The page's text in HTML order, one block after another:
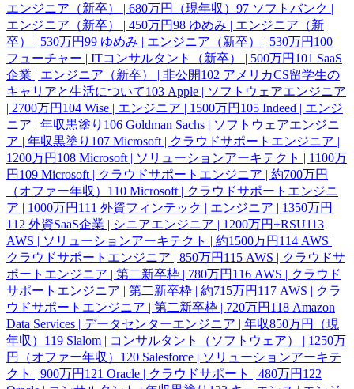
エンジニア（新卒） | 680万円（現年収） 97 ソフトバンク |
エンジニア（新卒） | 450万円98 ゆめみ | エンジニア（新
卒） | 530万円99 ゆめみ | エンジニア（新卒） | 530万円 100
フューチャー | ITコンサルタント（新卒） | 500万円 101 SaaS
企業 | エンジニア（新卒） | 非公開102 アメリカCS留学生の
キャリアと生活について103 Apple | ソフトウェアエンジニア
| 2700万円 104 Wise | エンジニア | 1500万円 105 Indeed | エンジ
ニア | 年収黒塗り 106 Goldman Sachs | ソフトウェアエンジニ
ア | 年収黒塗り 107 Microsoft | クラウドサポートエンジニア |
1200万円 108 Microsoft | ソリューションアーキテクト | 1100万
円 109 Microsoft | クラウドサポートエンジニア | 約700万円
（オファー年収） 110 Microsoft | クラウドサポートエンジニ
ア | 1000万円 111 外資フィンテック | エンジニア | 1350万円
112 外資SaaS企業 | シニアエンジニア | 1200万円+RSU113
AWS | ソリューションアーキテクト | 約1500万円 114 AWS |
クラウドサポートエンジニア | 850万円 115 AWS | クラウドサ
ポートエンジニア | 第二新卒枠 | 780万円 116 AWS | クラウド
サポートエンジニア | 第二新卒枠 | 約715万円 117 AWS | クラ
ウドサポートエンジニア | 第二新卒枠 | 720万円 118 Amazon
Data Services | データセンターエンジニア | 年収850万円（現
年収） 119 Slalom | コンサルタント（ソフトウェア） | 1250万
円（オファー年収） 120 Salesforce | ソリューションアーキテ
クト | 900万円 121 Oracle | クラウドサポート | 480万円 122